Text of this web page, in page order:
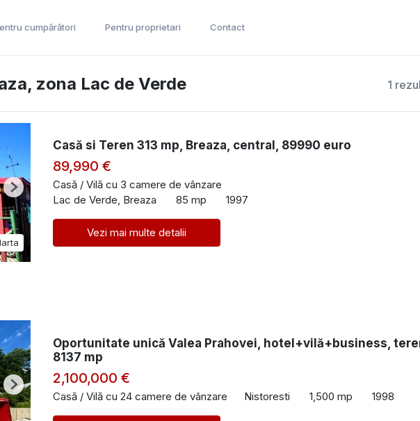
cumpărători Pentru proprietari Contact
1
zona Lac de Verde
Next
Casă si Teren 313 mp, Breaza, central, 89990 euro
89,990 €
Casă / Vilă cu 3 camere de vânzare
Lac de Verde, Breaza
85 mp 1997
Vezi mai multe detalii
Next
Oportunitate unică Valea Prahovei, hotel+vilă+business,
8137 mp
2,100,000 €
Casă / Vilă cu 24 camere de vânzare Nistoresti 1,500 mp 1998